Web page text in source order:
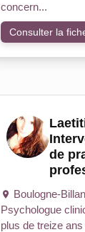
concern...
Consulter la
de
Boulogne-
Psychologue
plus de treize ans